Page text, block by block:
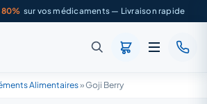
sur vos médicaments — Livraison rapide
Alimentaires»Goji Berry